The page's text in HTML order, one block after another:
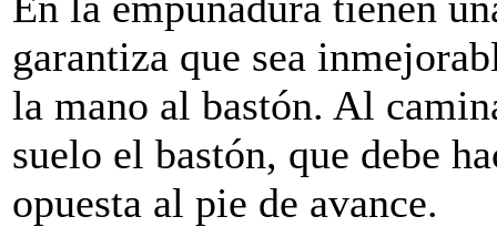
garantiza que sea
la mano al bastón. Al
suelo el bastón, que debe
opuesta al pie de avance.